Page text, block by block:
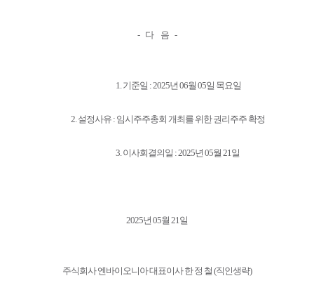
- 다 음 -
1. 기준일 : 2025년 06월 05일 목요일
2. 설정사유 : 임시주주총회 개최를 위한 권리주주 확정
3. 이사회결의일 : 2025년 05월 21일
2025년 05월 21일
주식회사 엔바이오니아 대표이사 한 정 철 (직인생략)